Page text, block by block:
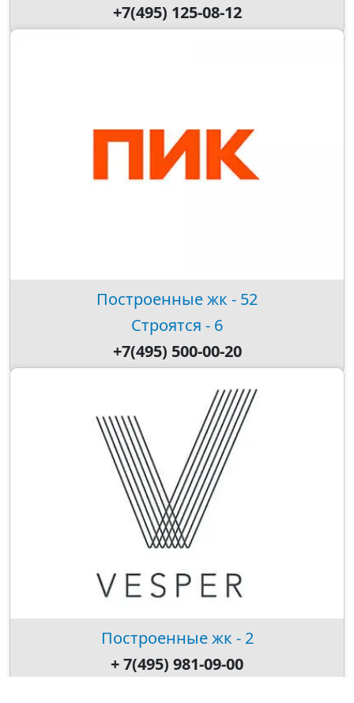
+7(495) 125-08-12
Построенные жк - 52
Строятся - 6
+7(495) 500-00-20
Построенные жк - 2
+ 7(495) 981-09-00